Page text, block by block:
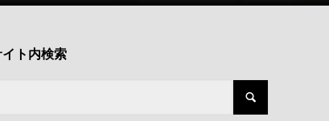
ト内検索